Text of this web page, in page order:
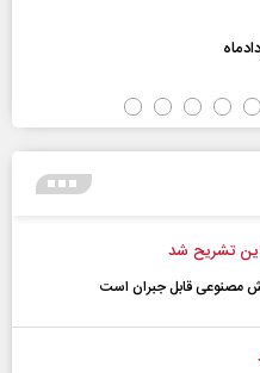
تشریح شد
مصنوعی قابل جبران است